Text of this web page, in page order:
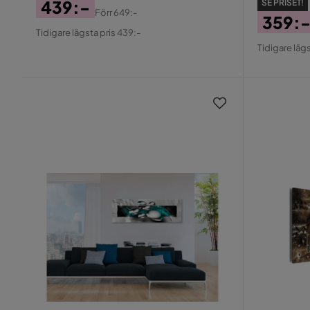
Pris
439:-
Original
Förr649:-
Tidigare lägsta pris 439:-
SE PRISET!
Pris
359:-
Tidigare